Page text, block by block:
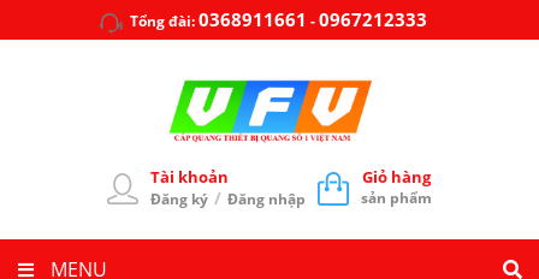
Tổng đài:0368911661 -0967212333
Tài khoản
Đăng ký / Đăng nhập
Giỏ hàng
sản phẩm
MENU